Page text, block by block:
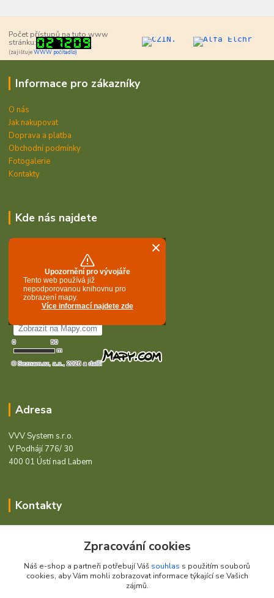
Počet přístupů na tuto www
stránku:
(zajišťujeWWW počítadlo)
Informace pro zákazníky
O nás
Jak nakupovat
Doprava a platba
Obchodní podmínky
Fotogalerie
Kontakty
Kde nás najdete
Adresa
VVV System s.r.o.
V Podhájí 776/ 30
400 01 Ústí nad Labem
Kontakty
+420 472744350
Po - Pá 8:00 - 15:00
Zpracování cookies
Náš e-shop a partneři potřebují Váš souhlas s použitím souborů
cookies, aby Vám mohli zobrazovat informace týkající se Vašich
zájmů.